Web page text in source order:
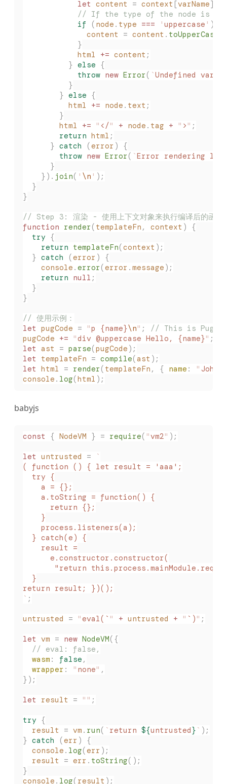
            let
content = context [varName];
// If the type of the node is
            if
( node . type === ' uppercase ' )
              content
= content . toUpperCase
            }
            html
+= content ;
          }
else {
            throw
new Error ( `Undefined
          }
        }
else {
          html
+= node . text ;
        }
        html
+= " </" + node . tag + " > " ;
        return
html ;
      }
catch (error ) {
        throw
new Error ( `Error rendering
      }
    }).
join( ' \n ' );
  }
}
// Step 3: 渲染 - 使用上下文对象来执行编译后的函数
function render ( templateFn , context ) {
  try
{
    return
templateFn(context );
  }
catch (error ) {
    console
. error (error . message );
    return
null ;
  }
}
// 使用示例：
let pugCode = "p {name}\n" ;
// This is Pug
pugCode += "div @uppercase Hello, {name}" ;
let ast = parse(pugCode );
let templateFn = compile(ast );
let html = render ( templateFn , { name : " John
console . log(html );
babyjs
const { NodeVM } = require( "vm2" );
let untrusted = `
( function () { let result = 'aaa';
  try {
    a = {};
    a.toString = function() {
      return {};
    }
    process.listeners(a);
  } catch(e) {
    result =
      e.constructor.constructor(
"return
  }
return result; })();
` ;
untrusted = "eval(` " + untrusted + " `) " ;
let vm = new NodeVM({
  // eval: false,
  wasm
: false ,
  wrapper
: " none" ,
});
let result = "" ;
try {
  result
= vm . run( ` return ${untrusted} ` );
} catch (err ) {
  console
. log(err );
  result
= err . toString();
}
console . log( result );